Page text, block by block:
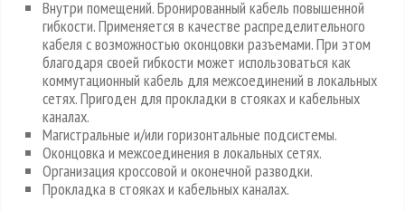
Внутри помещений. Бронированный кабель повышенной
гибкости. Применяется в качестве распределительного
кабеля с возможностью оконцовки разъемами. При этом
благодаря своей гибкости может использоваться как
коммутационный кабель для межсоединений в локальных
сетях. Пригоден для прокладки в стояках и кабельных
каналах.
Магистральные и/или горизонтальные подсистемы.
Оконцовка и межсоединения в локальных сетях.
Организация кроссовой и оконечной разводки.
Прокладка в стояках и кабельных каналах.